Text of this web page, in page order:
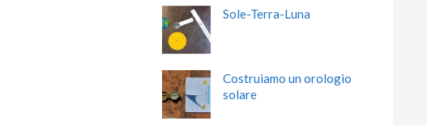
Sole-Terra-Luna
Costruiamo un orologio
solare